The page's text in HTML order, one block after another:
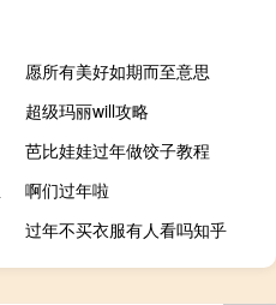
愿所有美好如期而至意思
超级玛丽will攻略
芭比娃娃过年做饺子教程
啊们过年啦
过年不买衣服有人看吗知乎